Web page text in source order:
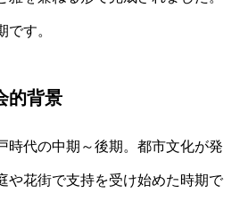
す。
的背景
時代の中期～後期。都市文化が発
や花街で支持を受け始めた時期で